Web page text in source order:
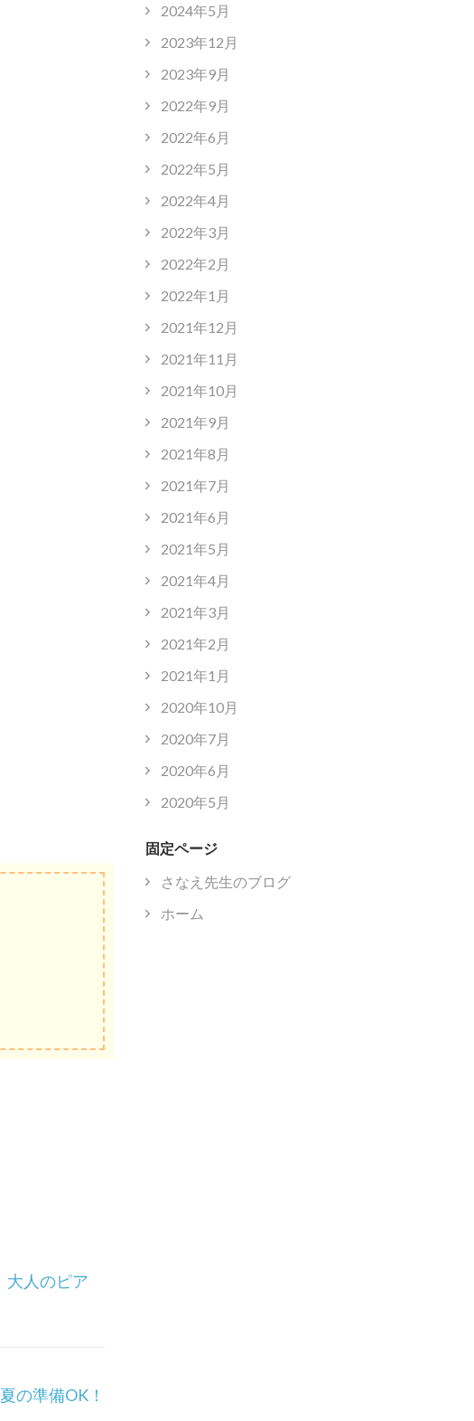
大人のピア
夏の準備OK！
2024年5月
2023年12月
2023年9月
2022年9月
2022年6月
2022年5月
2022年4月
2022年3月
2022年2月
2022年1月
2021年12月
2021年11月
2021年10月
2021年9月
2021年8月
2021年7月
2021年6月
2021年5月
2021年4月
2021年3月
2021年2月
2021年1月
2020年10月
2020年7月
2020年6月
2020年5月
固定ページ
さなえ先生のブログ
ホーム